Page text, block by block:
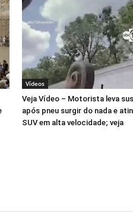
Vídeos
Veja Vídeo – Motorista leva
após pneu surgir do nada e
SUV em alta velocidade; veja